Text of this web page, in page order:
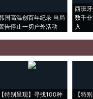
国高温创百年纪录 当局
告停止一切户外活动
西班
数千
入
【特别呈现】寻找100种
【特